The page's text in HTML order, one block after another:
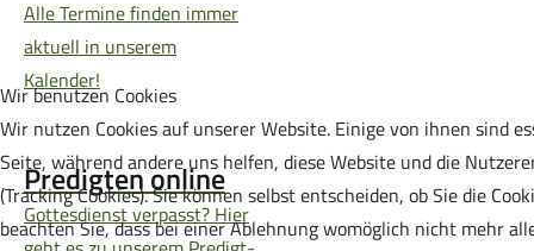
Alle Termine finden immer
aktuell in unserem
Kalender!
Predigten online
Gottesdienst verpasst? Hier
Wir benutzen Cookies
Wir nutzen Cookies auf unserer Website. Einige von ihnen sind
Seite, während andere uns helfen, diese Website und die
(Tracking Cookies). Sie können selbst entscheiden, ob Sie die
beachten Sie, dass bei einer Ablehnung womöglich nicht mehr